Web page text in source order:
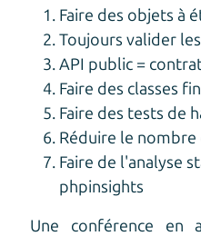
Faire des objets à
Toujours valider
API public =
Faire des classes
Faire des tests de
Réduire le
Faire de l'analyse
phpinsights
Une conférence en